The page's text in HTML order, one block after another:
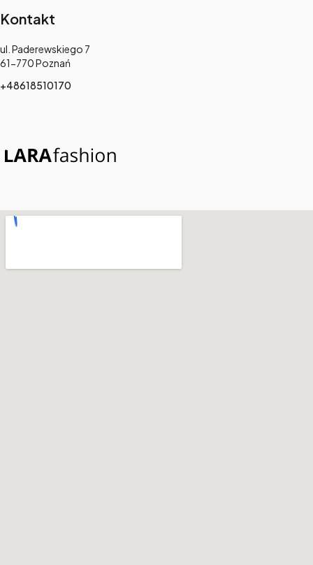
Kontakt
Adres:
ul. Paderewskiego 7
61-770 Poznań
+48618510170